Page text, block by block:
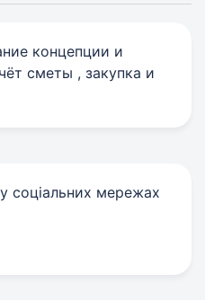
концепции и
сметы , закупка и
соціальних мережах